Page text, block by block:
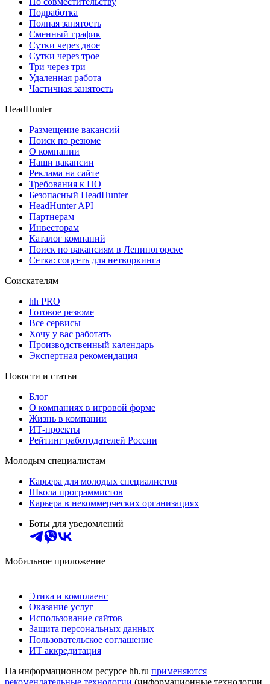
Подработка
Полная занятость
Сменный график
Сутки через двое
Сутки через трое
Три через три
Удаленная работа
Частичная занятость
HeadHunter
Размещение вакансий
Поиск по резюме
О компании
Наши вакансии
Реклама на сайте
Требования к ПО
Безопасный HeadHunter
HeadHunter API
Партнерам
Инвесторам
Каталог компаний
Поиск по вакансиям в Лениногорске
Сетка: соцсеть для нетворкинга
Соискателям
hh PRO
Готовое резюме
Все сервисы
Хочу у вас работать
Производственный календарь
Экспертная рекомендация
Новости и статьи
Блог
О компаниях в игровой форме
Жизнь в компании
ИТ-проекты
Рейтинг работодателей России
Молодым специалистам
Карьера для молодых специалистов
Школа программистов
Карьера в некоммерческих организациях
Боты для уведомлений
Мобильное приложение
Этика и комплаенс
Оказание услуг
Использование сайтов
Защита персональных данных
Пользовательское соглашение
ИТ аккредитация
На информационном ресурсе hh.ru применяются
рекомендательные технологии (информационные технологии